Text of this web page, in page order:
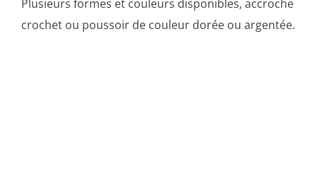
Plusieurs formes et couleurs disponibles, accroche
crochet ou poussoir de couleur dorée ou argentée.